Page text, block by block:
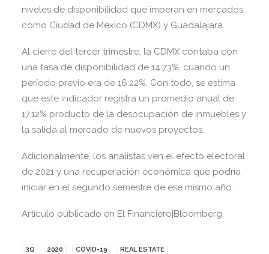
niveles de disponibilidad que imperan en mercados
como Ciudad de México (CDMX) y Guadalajara.
Al cierre del tercer trimestre, la CDMX contaba con
una tasa de disponibilidad de 14.73%, cuando un
período previo era de 16.22%. Con todo, se estima
que este indicador registra un promedio anual de
17.12% producto de la desocupación de inmuebles y
la salida al mercado de nuevos proyectos.
Adicionalmente, los analistas ven el efecto electoral
de 2021 y una recuperación económica que podría
iniciar en el segundo semestre de ese mismo año.
Artículo publicado en El Financiero|Bloomberg
3Q 2020 COVID-19 REAL ESTATE